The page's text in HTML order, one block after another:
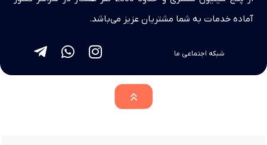
آماده خدمات به شما مشتریان عزیز می‌باشد.
شبکه اجتماعی ما